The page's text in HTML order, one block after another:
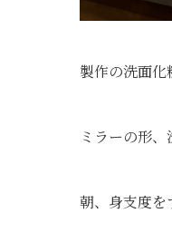
製作の洗面化
ミラーの形
朝、身支度を